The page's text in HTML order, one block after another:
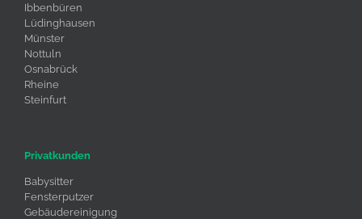
Ibbenbüren
Lüdinghausen
Münster
Nottuln
Osnabrück
Rheine
Steinfurt
Privatkunden
Babysitter
Fensterputzer
Gebäudereinigung